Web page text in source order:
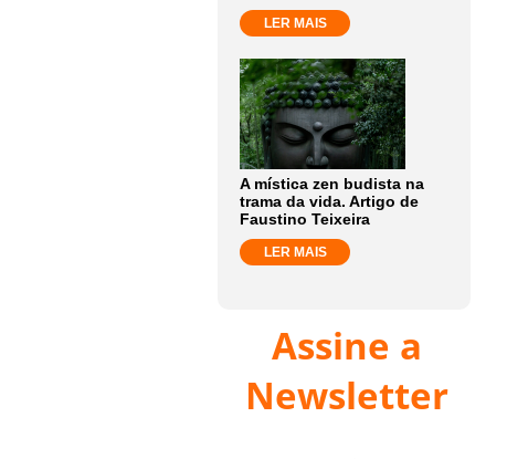
LER MAIS
A mística zen budista na
trama da vida. Artigo de
Faustino Teixeira
LER MAIS
Assine a
Newsletter